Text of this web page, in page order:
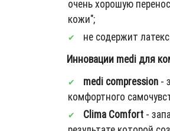
очень хорошую
кожи";
не содержит
Инновации medi для
medi compression -
комфортного
Clima Comfort -